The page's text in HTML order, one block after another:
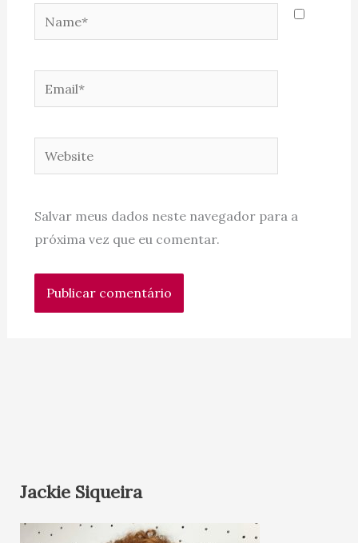
Name*
Email*
Website
Salvar meus dados neste navegador para a
próxima vez que eu comentar.
Jackie Siqueira